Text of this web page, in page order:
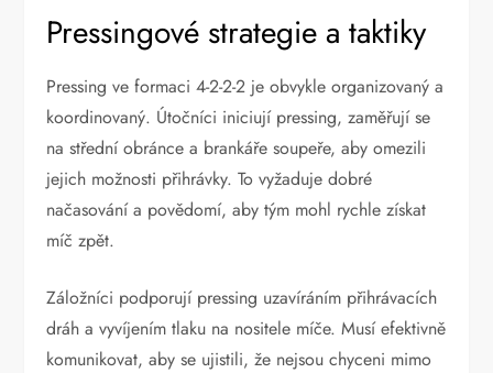
Pressingové strategie a taktiky
Pressing ve formaci 4-2-2-2 je obvykle organizovaný a
koordinovaný. Útočníci iniciují pressing, zaměřují se
na střední obránce a brankáře soupeře, aby omezili
jejich možnosti přihrávky. To vyžaduje dobré
načasování a povědomí, aby tým mohl rychle získat
míč zpět.
Záložníci podporují pressing uzavíráním přihrávacích
dráh a vyvíjením tlaku na nositele míče. Musí efektivně
komunikovat, aby se ujistili, že nejsou chyceni mimo